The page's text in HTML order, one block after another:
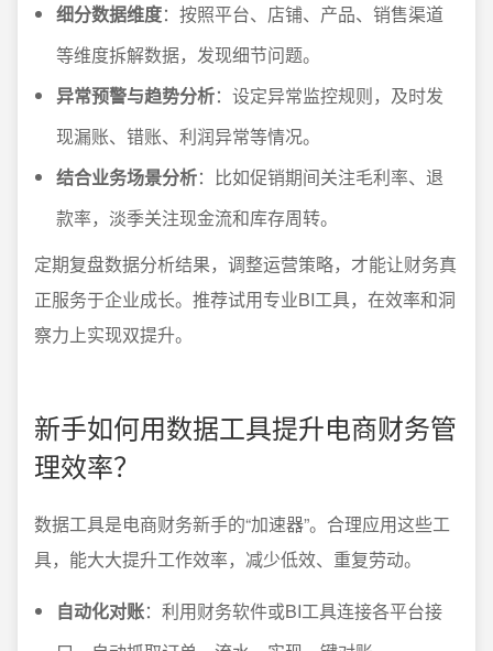
细分数据维度：按照平台、店铺、产品、销售渠道
等维度拆解数据，发现细节问题。
异常预警与趋势分析：设定异常监控规则，及时发
现漏账、错账、利润异常等情况。
结合业务场景分析：比如促销期间关注毛利率、退
款率，淡季关注现金流和库存周转。
定期复盘数据分析结果，调整运营策略，才能让财务真
正服务于企业成长。推荐试用专业BI工具，在效率和洞
察力上实现双提升。
新手如何用数据工具提升电商财务管
理效率？
数据工具是电商财务新手的“加速器”。合理应用这些工
具，能大大提升工作效率，减少低效、重复劳动。
自动化对账：利用财务软件或BI工具连接各平台接